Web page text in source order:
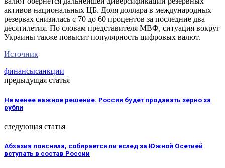
активов национальных ЦБ. Доля доллара в международных
резервах снизилась с 70 до 60 процентов за последние два
десятилетия. По словам представителя МВФ, ситуация вокруг
Украины также повысит популярность цифровых валют.
Источник
финансысанкции
предыдущая статья
Не менее важное решение. Россия будет продавать зерно за
рубли
следующая статья
Абхазия пояснила, собирается ли вслед за Южной Осетией
вступать в состав России